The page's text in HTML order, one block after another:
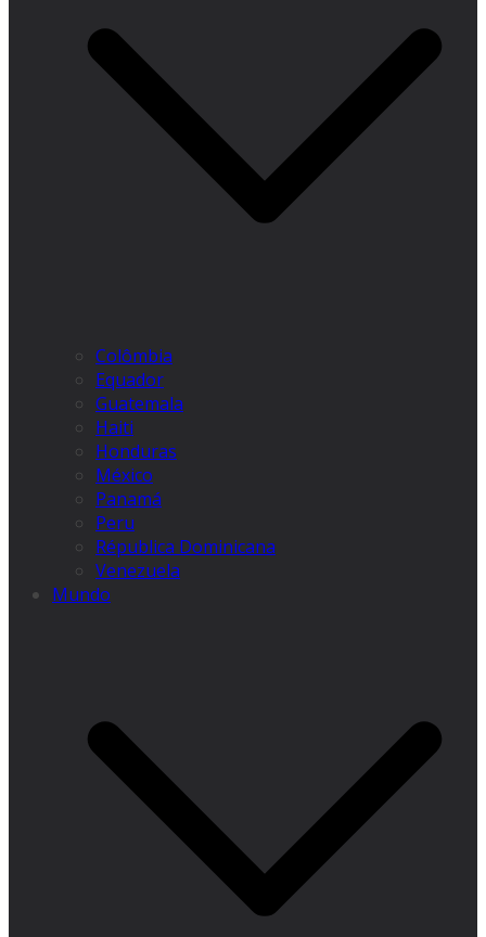
Colômbia
Equador
Guatemala
Haiti
Honduras
México
Panamá
Peru
Républica Dominicana
Venezuela
Mundo